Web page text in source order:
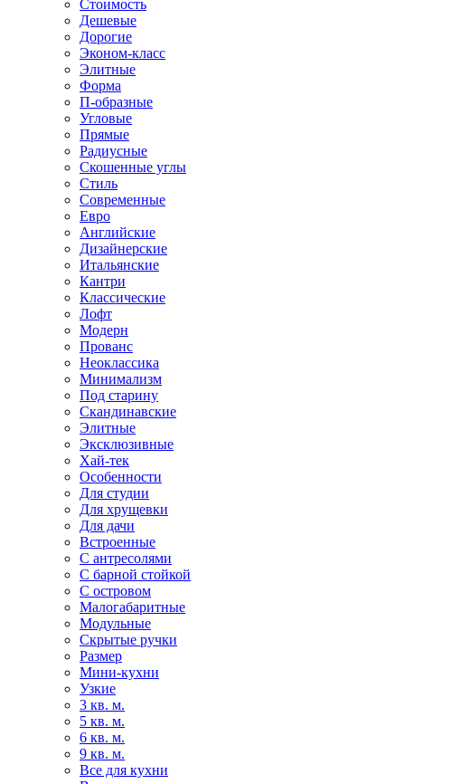
Стоимость
Дешевые
Дорогие
Эконом-класс
Элитные
Форма
П-образные
Угловые
Прямые
Радиусные
Скошенные углы
Стиль
Современные
Евро
Английские
Дизайнерские
Итальянские
Кантри
Классические
Лофт
Модерн
Прованс
Неоклассика
Минимализм
Под старину
Скандинавские
Элитные
Эксклюзивные
Хай-тек
Особенности
Для студии
Для хрущевки
Для дачи
Встроенные
С антресолями
С барной стойкой
С островом
Малогабаритные
Модульные
Скрытые ручки
Размер
Мини-кухни
Узкие
3 кв. м.
5 кв. м.
6 кв. м.
9 кв. м.
Все для кухни